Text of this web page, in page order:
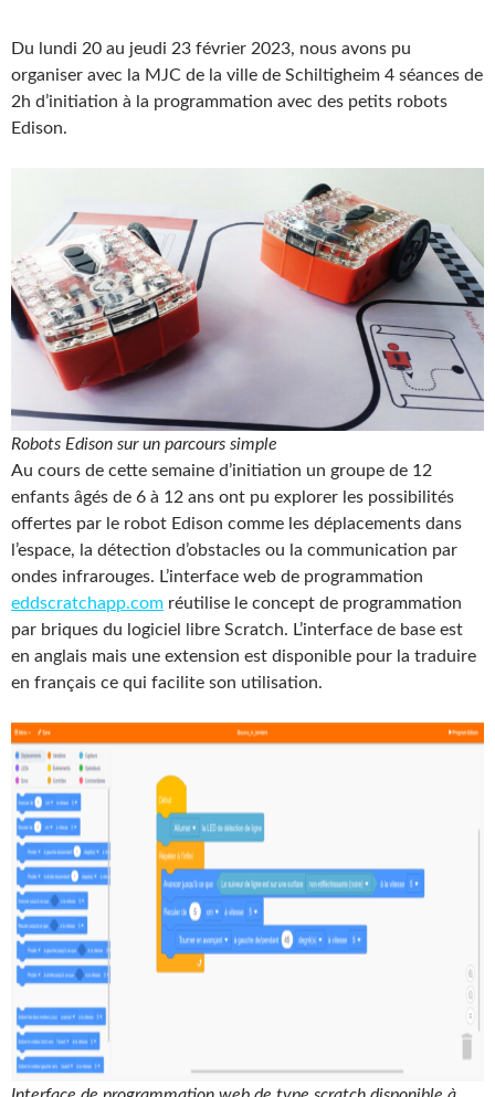
Du lundi 20 au jeudi 23 février 2023, nous avons pu
organiser avec la MJC de la ville de Schiltigheim 4 séances de
2h d’initiation à la programmation avec des petits robots
Edison.
Robots Edison sur un parcours simple
Au cours de cette semaine d’initiation un groupe de 12
enfants âgés de 6 à 12 ans ont pu explorer les possibilités
offertes par le robot Edison comme les déplacements dans
l’espace, la détection d’obstacles ou la communication par
ondes infrarouges. L’interface web de programmation
eddscratchapp.com réutilise le concept de programmation
par briques du logiciel libre Scratch. L’interface de base est
en anglais mais une extension est disponible pour la traduire
en français ce qui facilite son utilisation.